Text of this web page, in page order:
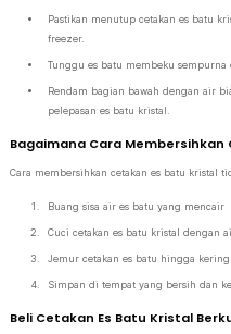
Pastikan menutup cetakan es batu
freezer.
Tunggu es batu membeku
Rendam bagian bawah dengan air
pelepasan es batu kristal.
Bagaimana Cara Membersihkan
Cara membersihkan cetakan es batu kristal
Buang sisa air es batu yang mencair
Cuci cetakan es batu kristal dengan
Jemur cetakan es batu hingga
Simpan di tempat yang bersih dan
Beli Cetakan Es Batu Kristal